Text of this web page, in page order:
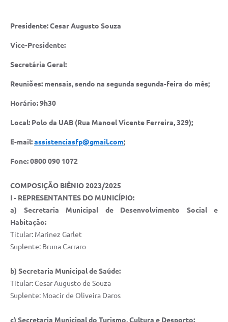
Despesas por órgãos
Relatório de gestão fiscal
Relatório circunstanciado
Gestão Fiscal
LicitaCon
Presidente: Cesar Augusto Souza
Vice-Presidente:
Secretária Geral:
Reuniões: mensais, sendo na segunda segunda-feira do mês;
Horário: 9h30
Local: Polo da UAB (Rua Manoel Vicente Ferreira, 329);
E-mail:assistenciasfp@gmail.com;
Fone: 0800 090 1072
COMPOSIÇÃO BIÊNIO 2023/2025
I - REPRESENTANTES DO MUNICÍPIO:
a) Secretaria Municipal de Desenvolvimento Social e
Habitação:
Titular: Marinez Garlet
Suplente: Bruna Carraro
b) Secretaria Municipal de Saúde:
Titular: Cesar Augusto de Souza
Suplente: Moacir de Oliveira Daros
c) Secretaria Municipal do Turismo, Cultura e Desporto: